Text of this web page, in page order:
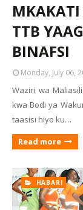
TTB
BINAFSI
Monday, July 06,
Waziri wa
kwa Bodi ya
taasisi hiyo ku…
Read more
HABARI